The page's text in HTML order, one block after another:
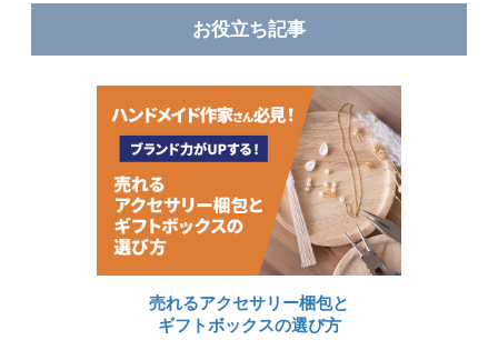
お役立ち記事
売れるアクセサリー梱包と
ギフトボックスの選び方